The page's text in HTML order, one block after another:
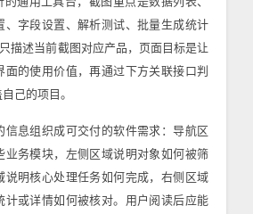
、字段设置、解析测试、批量生成统计
描述当前截图对应产品，页面目标是让
面的使用价值，再通过下方关联接口判
己的项目。
信息组织成可交付的软件需求：导航区
业务模块，左侧区域说明对象如何被筛
说明核心处理任务如何完成，右侧区域
计或详情如何被核对。用户阅读后应能